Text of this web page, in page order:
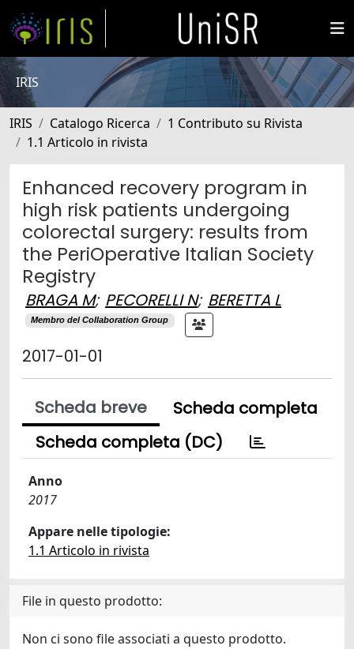
IRIS
IRIS Catalogo Ricerca
1 Contributo su Rivista
1.1 Articolo in rivista
Enhanced recovery program in
high risk patients undergoing
colorectal surgery: results from
the PeriOperative Italian Society
Registry
BRAGA M; PECORELLI N; BERETTA L
Membro del Collaboration Group
2017-01-01
Scheda breve
Scheda completa
Scheda completa (DC)
Anno
2017
Appare nelle tipologie:
1.1 Articolo in rivista
File in questo prodotto:
Non ci sono file associati a questo prodotto.